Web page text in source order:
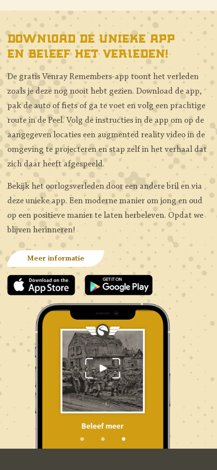
Download de unieke app
en beleef het verleden!
De gratis Venray Remembers-app toont het verleden
zoals je deze nog nooit hebt gezien. Download de app,
pak de auto of fiets of ga te voet en volg een prachtige
route in de Peel. Volg de instructies in de app om op de
aangegeven locaties een augmented reality video in de
omgeving te projecteren en stap zelf in het verhaal dat
zich daar heeft afgespeeld.
Bekijk het oorlogsverleden door een andere bril en via
deze unieke app. Een moderne manier om jong en oud
op een positieve manier te laten herbeleven. Opdat we
blijven herinneren!
Meer informatie